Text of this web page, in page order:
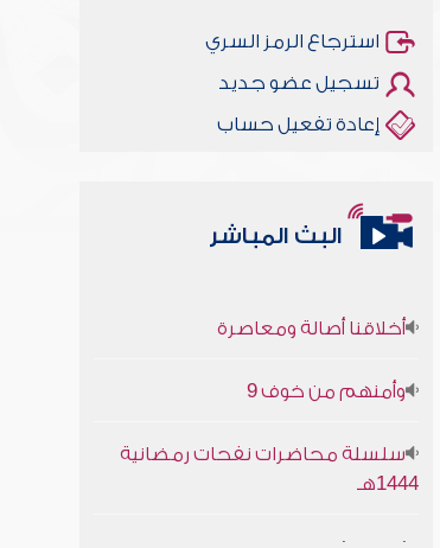
استرجاع الرمز السري
تسجيل عضو جديد
إعادة تفعيل حساب
البث المباشر
1444هـ